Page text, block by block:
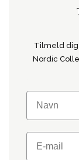
Tilmeld dig
Nordic